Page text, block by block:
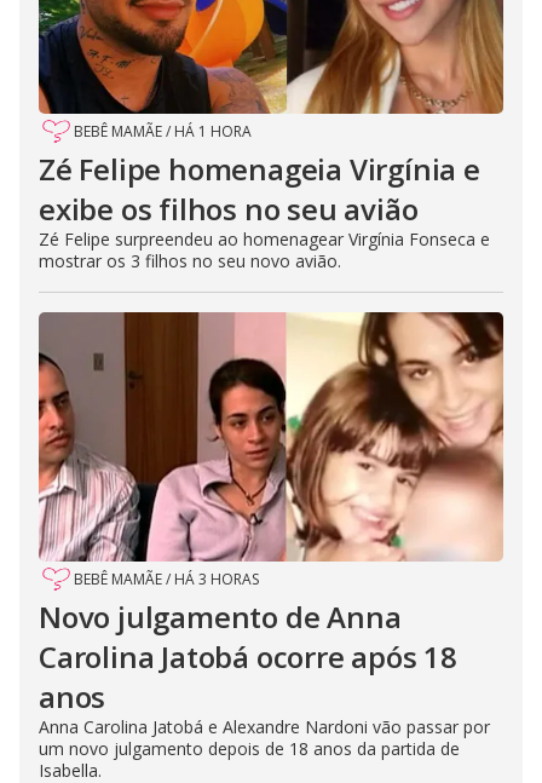
BEBÊ MAMÃE/ HÁ 1 HORA
Zé Felipe homenageia Virgínia e
exibe os filhos no seu avião
Zé Felipe surpreendeu ao homenagear Virgínia Fonseca e
mostrar os 3 filhos no seu novo avião.
BEBÊ MAMÃE/ HÁ 3 HORAS
Novo julgamento de Anna
Carolina Jatobá ocorre após 18
anos
Anna Carolina Jatobá e Alexandre Nardoni vão passar por
um novo julgamento depois de 18 anos da partida de
Isabella.